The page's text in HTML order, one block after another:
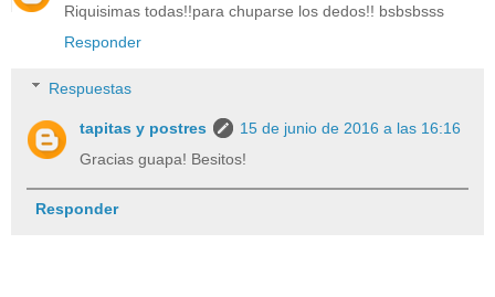
Riquisimas todas!!para chuparse los dedos!! bsbsbsss
Responder
Respuestas
tapitas y postres
15 de junio de 2016 a las 16:16
Gracias guapa! Besitos!
Responder